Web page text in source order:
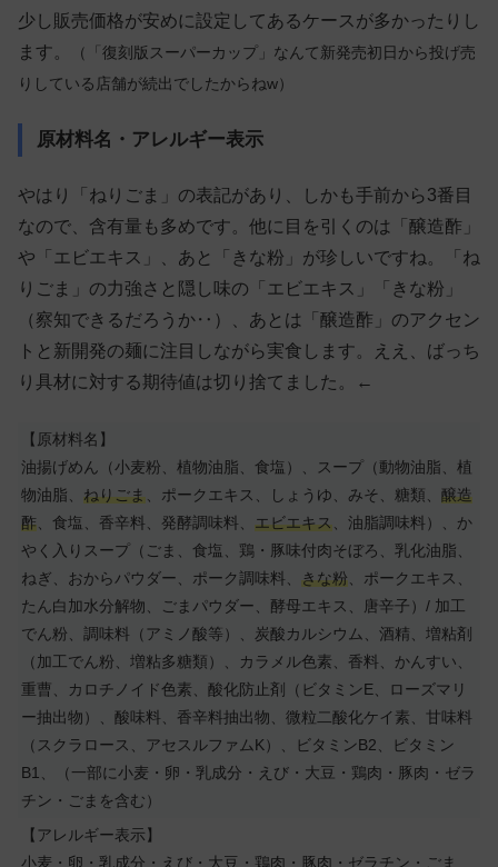
少し販売価格が安めに設定してあるケースが多かったりし
ます。
（「復刻版スーパーカップ」なんて新発売初日から投げ売
りしている店舗が続出でしたからねw）
原材料名・アレルギー表示
やはり「ねりごま」の表記があり、しかも手前から3番目
なので、含有量も多めです。他に目を引くのは「醸造酢」
や「エビエキス」、あと「きな粉」が珍しいですね。「ね
りごま」の力強さと隠し味の「エビエキス」「きな粉」
（察知できるだろうか‥）、あとは「醸造酢」のアクセン
トと新開発の麺に注目しながら実食します。ええ、ばっち
り具材に対する期待値は切り捨てました。←
【原材料名】
油揚げめん（小麦粉、植物油脂、食塩）、スープ（動物油脂、植
物油脂、 ねりごま、ポークエキス、しょうゆ、みそ、糖類、 醸造
酢、食塩、香辛料、発酵調味料、 エビエキス、油脂調味料）、か
やく入りスープ（ごま、食塩、鶏・豚味付肉そぼろ、乳化油脂、
ねぎ、おからパウダー、ポーク調味料、 きな粉、ポークエキス、
たん白加水分解物、ごまパウダー、酵母エキス、唐辛子）/ 加工
でん粉、調味料（アミノ酸等）、炭酸カルシウム、酒精、増粘剤
（加工でん粉、増粘多糖類）、カラメル色素、香料、かんすい、
重曹、カロチノイド色素、酸化防止剤（ビタミンE、ローズマリ
ー抽出物）、酸味料、香辛料抽出物、微粒二酸化ケイ素、甘味料
（スクラロース、アセスルファムK）、ビタミンB2、ビタミン
B1、（一部に小麦・卵・乳成分・えび・大豆・鶏肉・豚肉・ゼラ
チン・ごまを含む）
【アレルギー表示】
小麦・卵・乳成分・えび・大豆・鶏肉・豚肉・ゼラチン・ごま